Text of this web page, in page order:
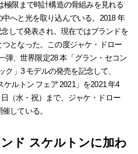
極限まで時計構造の骨組みを見れる
へと光を取り込んでいる。2018 年
して発表され、現在ではブランドを
となった。この度ジャケ・ドロー
弾、世界限定28 本「グラン・セコン
ク」3 モデルの発売を記念して、
ケルトン フェア 2021」を2021 年4
（水・祝）まで、ジャケ・ドロー
している。
ド スケルトンに加わ